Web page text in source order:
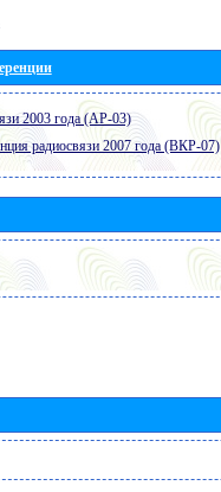
2003 года (АР-03)
радиосвязи 2007 года (ВКР-07)